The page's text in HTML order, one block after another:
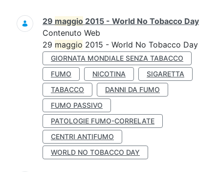
Ricerca
29 maggio 2015 - World No Tobacco Day
Contenuto Web
29 maggio 2015 - World No Tobacco Day
GIORNATA MONDIALE SENZA TABACCO
FUMO
NICOTINA
SIGARETTA
TABACCO
DANNI DA FUMO
FUMO PASSIVO
PATOLOGIE FUMO-CORRELATE
CENTRI ANTIFUMO
WORLD NO TOBACCO DAY